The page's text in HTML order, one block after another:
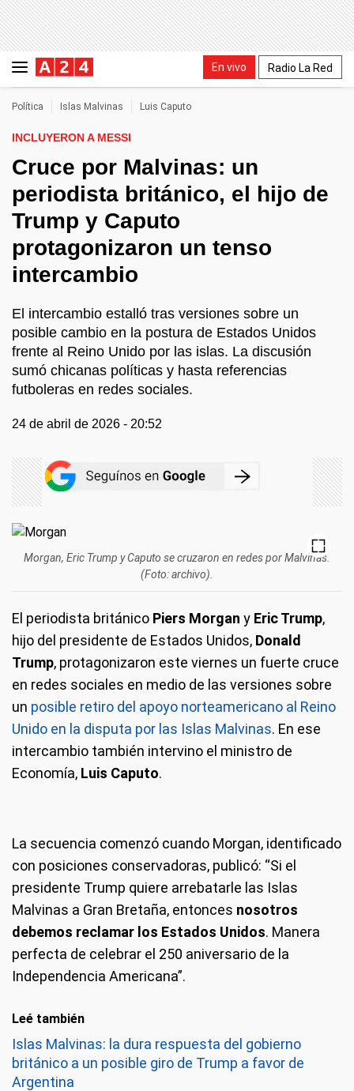
En vivo Radio La Red
Política Islas Malvinas Luis Caputo
INCLUYERON A MESSI
Cruce por Malvinas: un
periodista británico, el hijo de
Trump y Caputo
protagonizaron un tenso
intercambio
El intercambio estalló tras versiones sobre un
posible cambio en la postura de Estados Unidos
frente al Reino Unido por las islas. La discusión
sumó chicanas políticas y hasta referencias
futboleras en redes sociales.
24 de abril de 2026 - 20:52
Morgan, Eric Trump y Caputo se cruzaron en redes por Malvinas.
(Foto: archivo).
El periodista británico Piers Morgan y Eric Trump,
hijo del presidente de Estados Unidos, Donald
Trump, protagonizaron este viernes un fuerte cruce
en redes sociales en medio de las versiones sobre
un posible retiro del apoyo norteamericano al Reino
Unido en la disputa por las Islas Malvinas. En ese
intercambio también intervino el ministro de
Economía, Luis Caputo.
La secuencia comenzó cuando Morgan, identificado
con posiciones conservadoras, publicó: “Si el
presidente Trump quiere arrebatarle las Islas
Malvinas a Gran Bretaña, entonces nosotros
debemos reclamar los Estados Unidos. Manera
perfecta de celebrar el 250 aniversario de la
Independencia Americana”.
Leé también
Islas Malvinas: la dura respuesta del gobierno
británico a un posible giro de Trump a favor de
Argentina